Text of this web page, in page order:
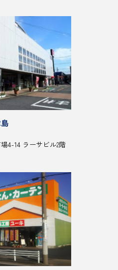
4-14 ラーサビル2階